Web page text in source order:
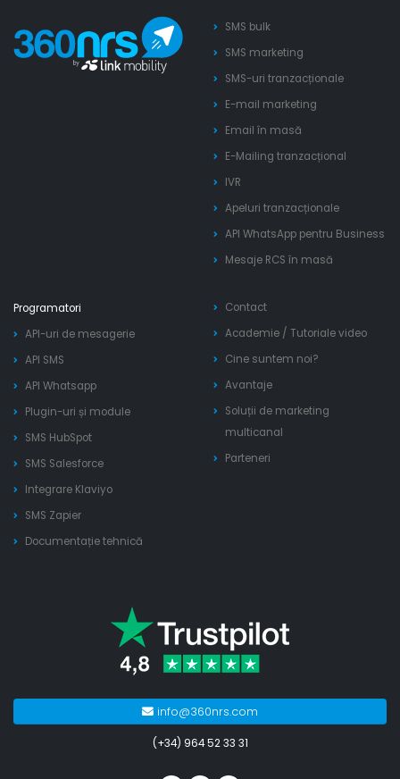
SMS bulk
SMS marketing
SMS-uri tranzacționale
E-mail marketing
Email în masă
E-Mailing tranzacțional
IVR
Apeluri tranzacționale
API WhatsApp pentru Business
Mesaje RCS în masă
Programatori
API-uri de mesagerie
API SMS
API Whatsapp
Plugin-uri și module
SMS HubSpot
SMS Salesforce
Integrare Klaviyo
SMS Zapier
Documentație tehnică
Contact
Academie / Tutoriale video
Cine suntem noi?
Avantaje
Soluții de marketing
multicanal
Parteneri
info@360nrs.com
(+34) 964 52 33 31